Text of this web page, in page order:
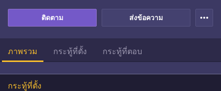
ส่งข้อความ
ติดตาม more_horiz
ภาพรวม กระทู้ที่ตั้ง กระทู้ที่ตอบ
กระทู้ที่ตั้ง